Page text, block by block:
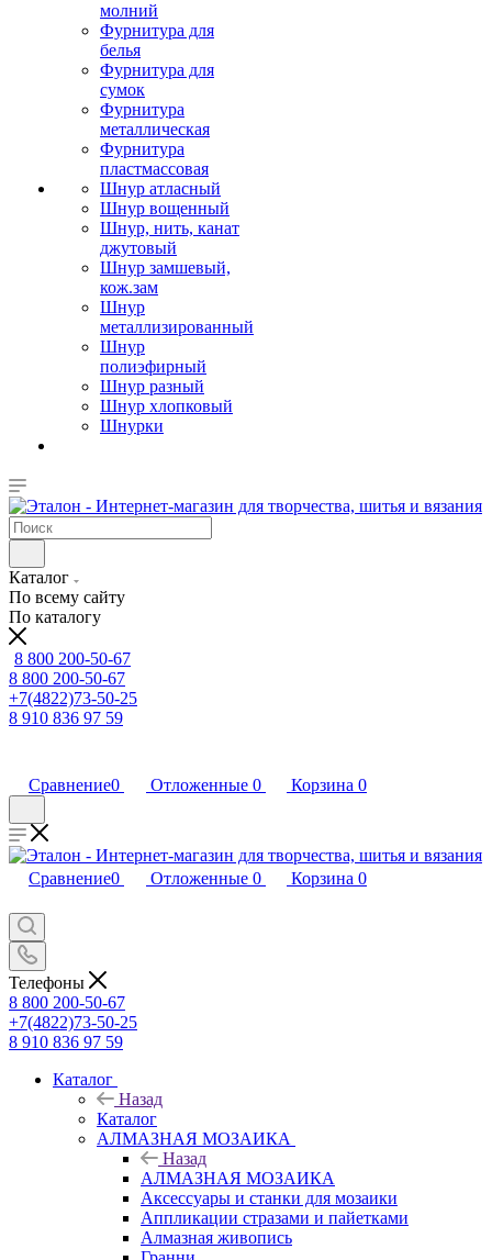
молний
Фурнитура для
белья
Фурнитура для
сумок
Фурнитура
металлическая
Фурнитура
пластмассовая
Шнур атласный
Шнур вощенный
Шнур, нить, канат
джутовый
Шнур замшевый,
кож.зам
Шнур
металлизированный
Шнур
полиэфирный
Шнур разный
Шнур хлопковый
Шнурки
Каталог
По всему сайту
По каталогу
8 800 200-50-67
8 800 200-50-67
+7(4822)73-50-25
8 910 836 97 59
Сравнение0 Отложенные 0 Корзина 0
Сравнение0 Отложенные 0 Корзина 0
Телефоны
8 800 200-50-67
+7(4822)73-50-25
8 910 836 97 59
Каталог
Назад
Каталог
АЛМАЗНАЯ МОЗАИКА
Назад
АЛМАЗНАЯ МОЗАИКА
Аксессуары и станки для мозаики
Аппликации стразами и пайетками
Алмазная живопись